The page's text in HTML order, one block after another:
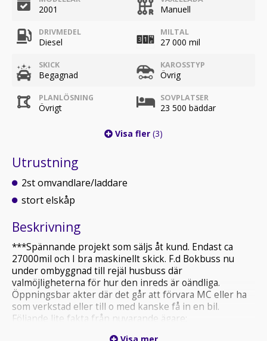
2001 Manuell
DRIVMEDEL
Diesel
MILTAL
27 000 mil
SKICK
Begagnad
KAROSSTYP
Övrig
PLANLÖSNING
Övrigt
SOVPLATSER
23 500 bäddar
Visa fler (3)
Utrustning
2st omvandlare/laddare
stort elskåp
Beskrivning
***Spännande projekt som säljs åt kund. Endast ca
27000mil och I bra maskinellt skick. F.d Bokbuss nu
under ombyggnad till rejäl husbuss där
valmöjligheterna för hur den inreds är oändliga.
Öppningsbar akter där det går att förvara MC eller ha
som verkstad eller till o med kanske få in en bil.
Följande lite fakta från nuvarande ägare;